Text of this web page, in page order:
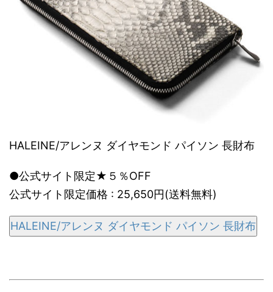
HALEINE/アレンヌ ダイヤモンド パイソン 長財布
●公式サイト限定★５％OFF
公式サイト限定価格 : 25,650円(送料無料)
HALEINE/アレンヌ ダイヤモンド パイソン 長財布